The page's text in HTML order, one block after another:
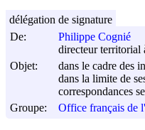
De:
Philippe Cognié
directeur territorial
Objet:
dans le cadre des
dans la limite de
correspondances
Groupe:
Office français de
délégation de signature